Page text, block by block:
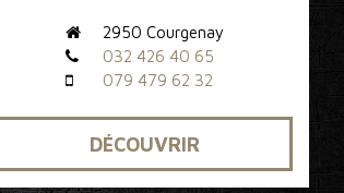
2950 Courgenay
032 426 40 65
079 479 62 32
DÉCOUVRIR